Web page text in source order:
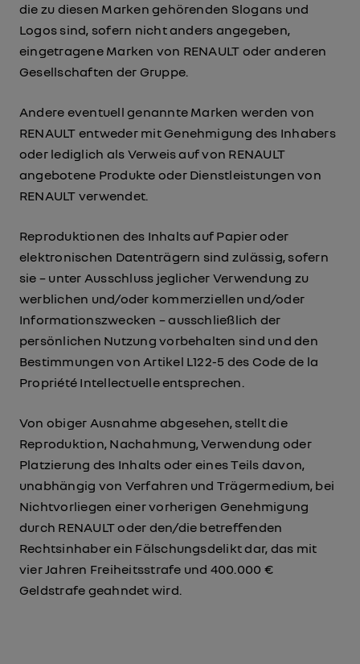
die zu diesen Marken gehörenden Slogans und
Logos sind, sofern nicht anders angegeben,
eingetragene Marken von RENAULT oder anderen
Gesellschaften der Gruppe.
Andere eventuell genannte Marken werden von
RENAULT entweder mit Genehmigung des Inhabers
oder lediglich als Verweis auf von RENAULT
angebotene Produkte oder Dienstleistungen von
RENAULT verwendet.
Reproduktionen des Inhalts auf Papier oder
elektronischen Datenträgern sind zulässig, sofern
sie – unter Ausschluss jeglicher Verwendung zu
werblichen und/oder kommerziellen und/oder
Informationszwecken – ausschließlich der
persönlichen Nutzung vorbehalten sind und den
Bestimmungen von Artikel L122-5 des Code de la
Propriété Intellectuelle entsprechen.
Von obiger Ausnahme abgesehen, stellt die
Reproduktion, Nachahmung, Verwendung oder
Platzierung des Inhalts oder eines Teils davon,
unabhängig von Verfahren und Trägermedium, bei
Nichtvorliegen einer vorherigen Genehmigung
durch RENAULT oder den/die betreffenden
Rechtsinhaber ein Fälschungsdelikt dar, das mit
vier Jahren Freiheitsstrafe und 400.000 €
Geldstrafe geahndet wird.